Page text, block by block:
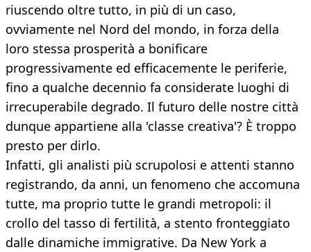
riuscendo oltre tutto, in più di un caso,
ovviamente nel Nord del mondo, in forza della
loro stessa prosperità a bonificare
progressivamente ed efficacemente le periferie,
fino a qualche decennio fa considerate luoghi di
irrecuperabile degrado. Il futuro delle nostre città
dunque appartiene alla 'classe creativa'? È troppo
presto per dirlo.
Infatti, gli analisti più scrupolosi e attenti stanno
registrando, da anni, un fenomeno che accomuna
tutte, ma proprio tutte le grandi metropoli: il
crollo del tasso di fertilità, a stento fronteggiato
dalle dinamiche immigrative. Da New York a